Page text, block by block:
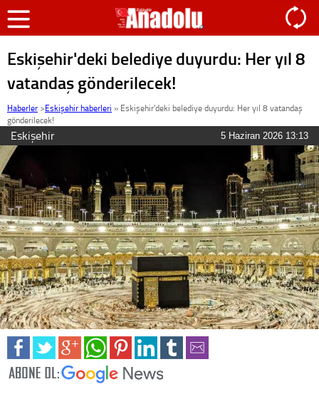
Eskişehir'deki belediye duyurdu: Her yıl 8
vatandaş gönderilecek!
Haberler >Eskişehir haberleri » Eskişehir'deki belediye duyurdu: Her yıl 8 vatandaş
gönderilecek!
Eskişehir 5 Haziran 2026 13:13